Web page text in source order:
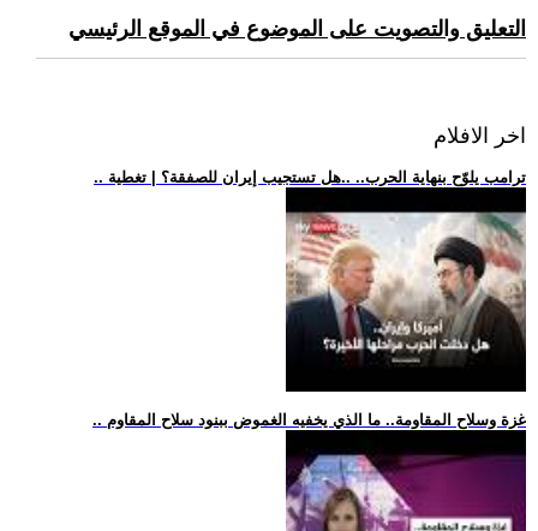
التعليق والتصويت على الموضوع في الموقع الرئيسي
اخر الافلام
.. ترامب يلوّح بنهاية الحرب.. ..هل تستجيب إيران للصفقة؟ | تغطية
.. غزة وسلاح المقاومة.. ما الذي يخفيه الغموض ببنود سلاح المقاوم